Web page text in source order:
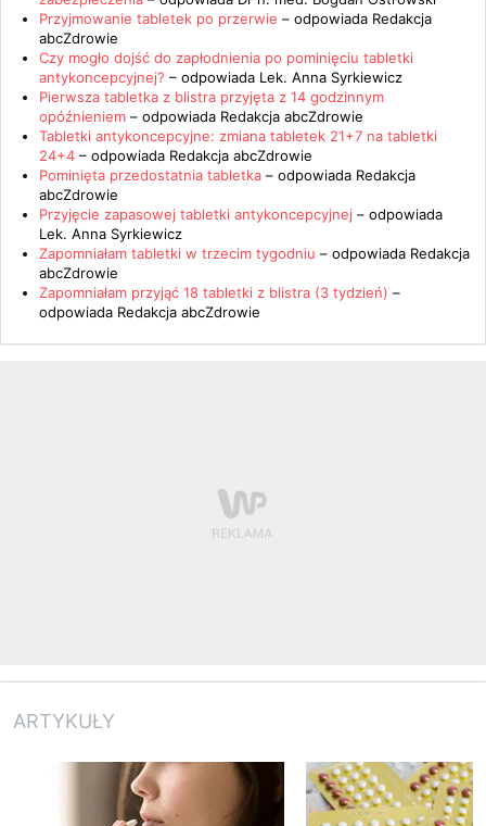
Przyjmowanie tabletek po przerwie – odpowiada Redakcja
abcZdrowie
Czy mogło dojść do zapłodnienia po pominięciu tabletki
antykoncepcyjnej? – odpowiada Lek. Anna Syrkiewicz
Pierwsza tabletka z blistra przyjęta z 14 godzinnym
opóźnieniem – odpowiada Redakcja abcZdrowie
Tabletki antykoncepcyjne: zmiana tabletek 21+7 na tabletki
24+4 – odpowiada Redakcja abcZdrowie
Pominięta przedostatnia tabletka – odpowiada Redakcja
abcZdrowie
Przyjęcie zapasowej tabletki antykoncepcyjnej – odpowiada
Lek. Anna Syrkiewicz
Zapomniałam tabletki w trzecim tygodniu – odpowiada Redakcja
abcZdrowie
Zapomniałam przyjąć 18 tabletki z blistra (3 tydzień) –
odpowiada Redakcja abcZdrowie
ARTYKUŁY